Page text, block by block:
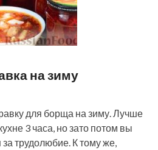
на зиму
для борща на зиму. Лучше
3 часа, но зато потом вы
трудолюбие. К тому же,